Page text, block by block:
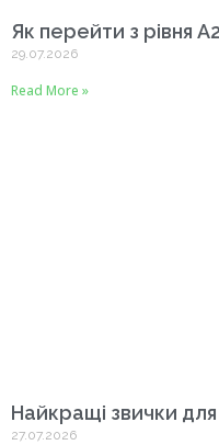
Як перейти з рівня
29.07.2026
Read More »
Найкращі звички для
27.07.2026